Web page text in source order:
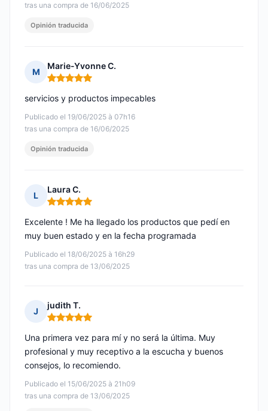
tras una compra de 16/06/2025
Opinión traducida
M
Marie-Yvonne C.
Nota: 5 de 5
Publicado el 19/06/2025 à 07h16
tras una compra de 16/06/2025
servicios y productos impecables
Opinión traducida
L
Laura C.
Nota: 5 de 5
Publicado el 18/06/2025 à 16h29
tras una compra de 13/06/2025
Excelente ! Me ha llegado los productos que pedí en
muy buen estado y en la fecha programada
J
judith T.
Nota: 5 de 5
Publicado el 15/06/2025 à 21h09
tras una compra de 13/06/2025
Una primera vez para mí y no será la última. Muy
profesional y muy receptivo a la escucha y buenos
consejos, lo recomiendo.